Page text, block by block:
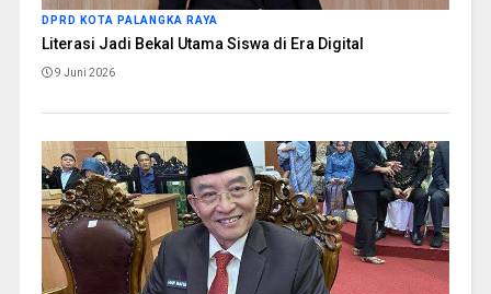
DPRD KOTA PALANGKA RAYA
Literasi Jadi Bekal Utama Siswa di Era Digital
9 Juni 2026